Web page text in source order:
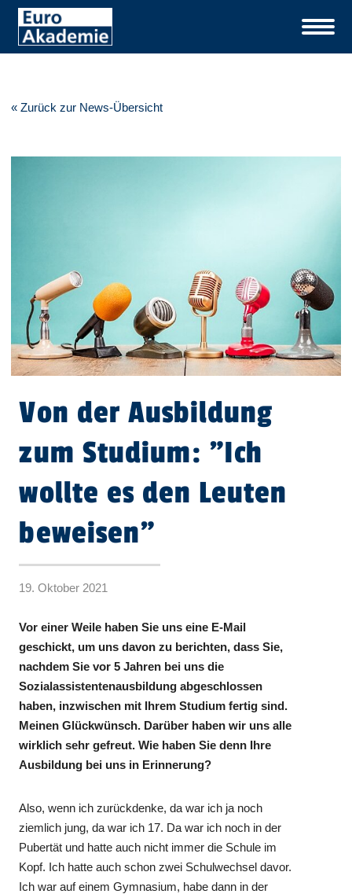
« Zurück zur News-Übersicht
Von der Ausbildung
zum Studium: "Ich
wollte es den Leuten
beweisen"
19. Oktober 2021
Vor einer Weile haben Sie uns eine E-Mail
geschickt, um uns davon zu berichten, dass Sie,
nachdem Sie vor 5 Jahren bei uns die
Sozialassistentenausbildung abgeschlossen
haben, inzwischen mit Ihrem Studium fertig sind.
Meinen Glückwünsch. Darüber haben wir uns alle
wirklich sehr gefreut. Wie haben Sie denn Ihre
Ausbildung bei uns in Erinnerung?
Also, wenn ich zurückdenke, da war ich ja noch
ziemlich jung, da war ich 17. Da war ich noch in der
Pubertät und hatte auch nicht immer die Schule im
Kopf. Ich hatte auch schon zwei Schulwechsel davor.
Ich war auf einem Gymnasium, habe dann in der